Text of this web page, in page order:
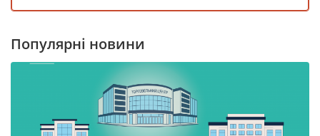
Популярні новини